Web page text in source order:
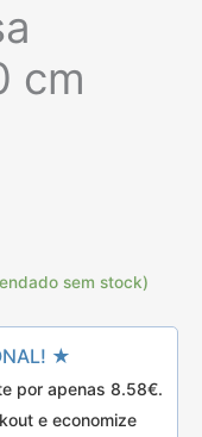
cm
sem stock)
★
por apenas 8.58€.
e economize